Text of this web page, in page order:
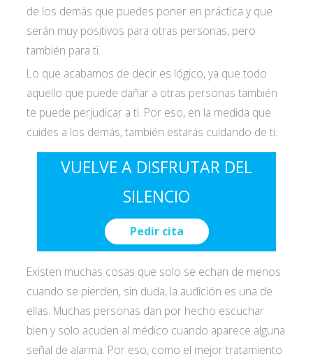
de los demás que puedes poner en práctica y que
serán muy positivos para otras personas, pero
también para ti.
Lo que acabamos de decir es lógico, ya que todo
aquello que puede dañar a otras personas también
te puede perjudicar a ti. Por eso, en la medida que
cuides a los demás, también estarás cuidando de ti.
VUELVE A DISFRUTAR DEL
SILENCIO
Pedir cita
Existen muchas cosas que solo se echan de menos
cuando se pierden, sin duda, la audición es una de
ellas. Muchas personas dan por hecho escuchar
bien y solo acuden al médico cuando aparece alguna
señal de alarma. Por eso, como el mejor tratamiento